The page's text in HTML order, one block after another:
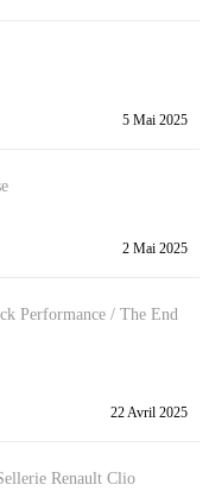
5 Mai 2025
2 Mai 2025
Performance / The End
22 Avril 2025
Renault Clio